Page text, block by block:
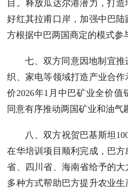
目。释放瓜达尔港潜力，打
好红其拉甫口岸，加强中巴
方根据中巴两国商定的模式参
七、双方同意因地制宜
织、家电等领域打造产业合
价2026年1月中巴矿业全价值
同意有序推动两国矿业和油气
八、双方祝贺巴基斯坦
在华培训项目顺利完成，巴
省、四川省、海南省给予的
多种方式帮助巴方提升农业